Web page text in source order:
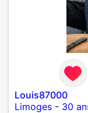
Louis87000
Limoges - 30